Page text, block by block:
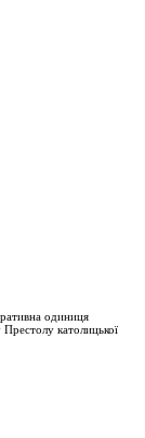
одиниця
католицької